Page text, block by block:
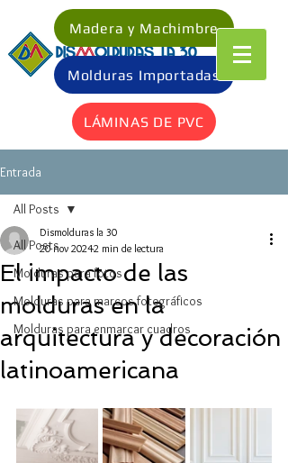
Madera y Machimbre
Molduras Importadas
LÁMINAS DE PVC
Entrada
All Posts
Molduras para fotos
Molduras para marcos fotográficos
Molduras para enmarcar cuadros
All Posts
El impacto de las
molduras en la
arquitectura y decoración
latinoamericana
Dismolduras la 30
20 nov 20242 min de lectura